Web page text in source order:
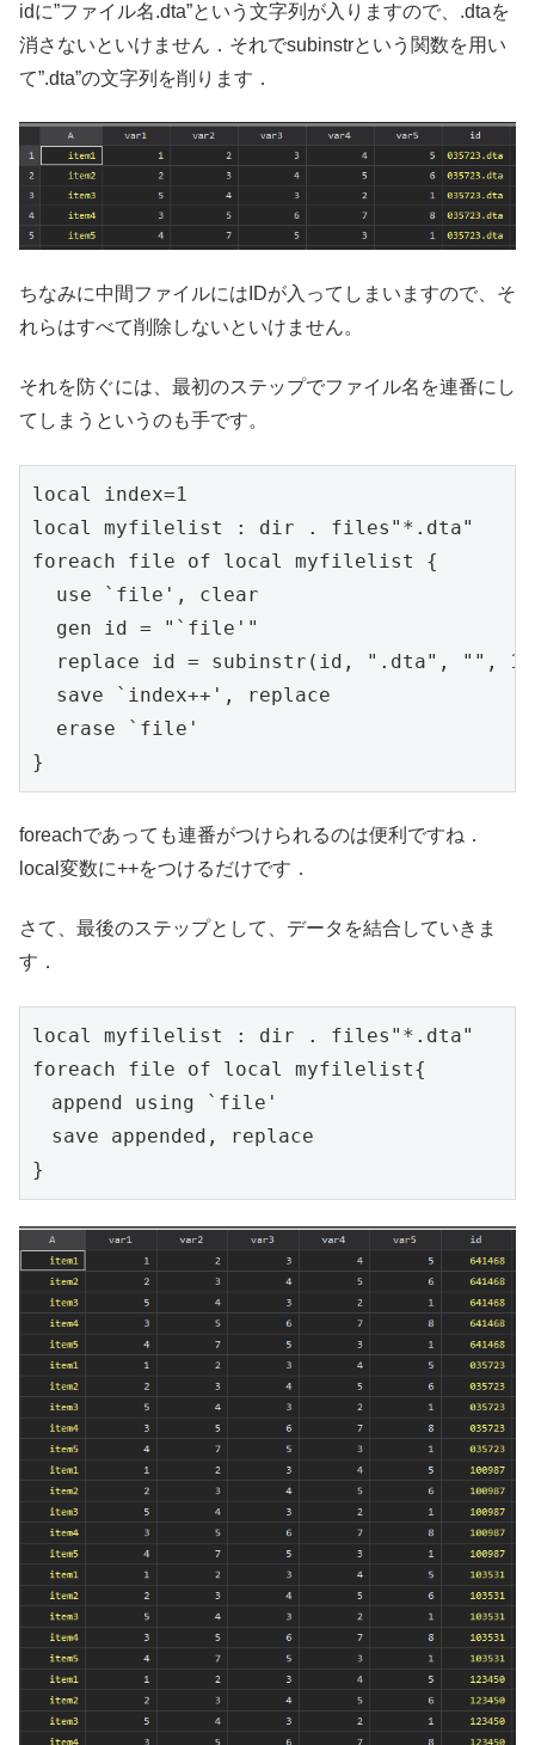
idに”ファイル名.dta”という文字列が入りますので、.dtaを
消さないといけません．それでsubinstrという関数を用い
て”.dta”の文字列を削ります．
ちなみに中間ファイルにはIDが入ってしまいますので、そ
れらはすべて削除しないといけません。
それを防ぐには、最初のステップでファイル名を連番にし
てしまうというのも手です。
local index=1
local myfilelist : dir . files"*.dta"
foreach file of local myfilelist {
  use `file', clear
  gen id = "`file'"
  replace id = subinstr(id, ".dta", "", 1)
  save `index++', replace
  erase `file'
}
foreachであっても連番がつけられるのは便利ですね．
local変数に++をつけるだけです．
さて、最後のステップとして、データを結合していきま
す．
local myfilelist : dir . files"*.dta"
foreach file of local myfilelist{
append using `file'
save appended, replace
}